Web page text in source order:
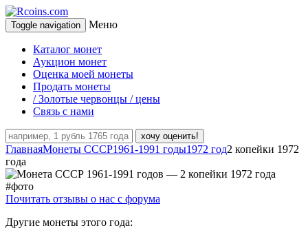
Toggle navigation Меню
Каталог монет
Аукцион монет
Оценка моей монеты
Продать монеты
/ Золотые червонцы / цены
Связь с нами
хочу оценить!
ГлавнаяМонеты СССР1961-1991 годы1972 год2 копейки 1972
года
Почитать отзывы о нас с форума
Другие монеты этого года: